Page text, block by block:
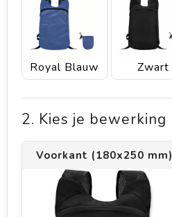
Royal Blauw Zwart
2. Kies je bewerking
Voorkant (180x250 mm)